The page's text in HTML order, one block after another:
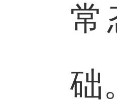
常
础